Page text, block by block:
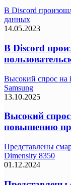
В Discord
данных
14.05.2023
В Discord
Высокий спрос
Samsung
13.10.2025
Высокий
повышению
Представлены
Dimensity 8350
01.12.2024